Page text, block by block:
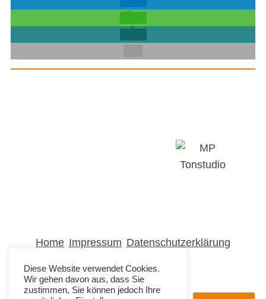
Home Impressum Datenschutzerklärung
Haftungsausschluß
Diese Website verwendet Cookies.
Wir gehen davon aus, dass Sie
zustimmen, Sie können jedoch Ihre